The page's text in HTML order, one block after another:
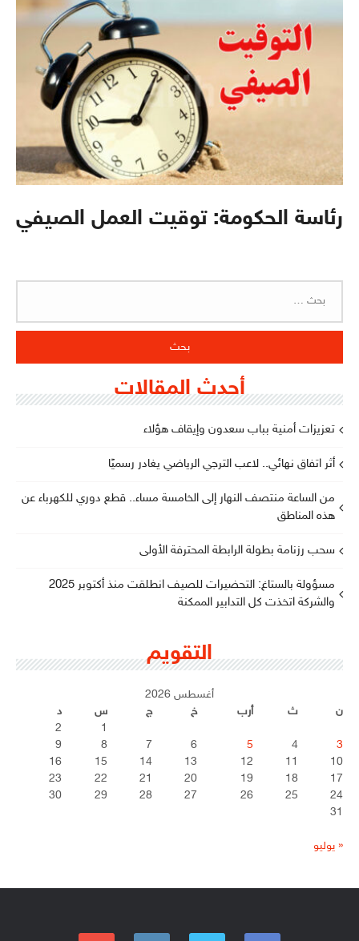
رئاسة الحكومة: توقيت العمل الصيفي
أحدث المقالات
تعزيزات أمنية بباب سعدون وإيقاف هؤلاء
أثر اتفاق نهائي.. لاعب الترجي الرياضي يغادر رسميًا
من الساعة منتصف النهار إلى الخامسة مساء.. قطع دوري للكهرباء عن
هذه المناطق
سحب رزنامة بطولة الرابطة المحترفة الأولى
مسؤولة بالستاغ: التحضيرات للصيف انطلقت منذ أكتوبر 2025
والشركة اتخذت كل التدابير الممكنة
التقويم
أغسطس 2026
ن
ث أرب خ ج س
د
1
2
3
4
5
6
7
8
9
10
11
12
13
14
15
16
17
18
19
20
21
22
23
24
25
26
27
28
29
30
31
« يوليو